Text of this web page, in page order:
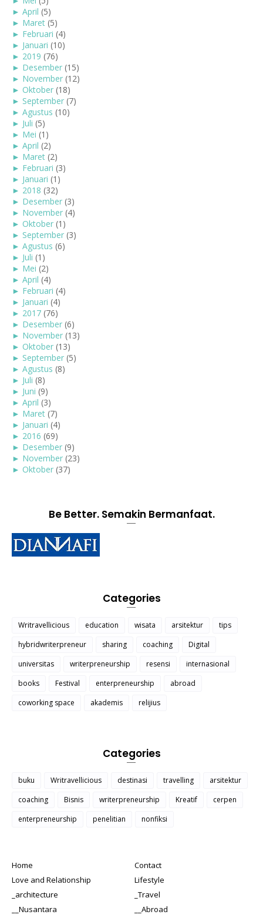
► April (5)
► Maret (5)
► Februari (4)
► Januari (10)
► 2019 (76)
► Desember (15)
► November (12)
► Oktober (18)
► September (7)
► Agustus (10)
► Juli (5)
► Mei (1)
► April (2)
► Maret (2)
► Februari (3)
► Januari (1)
► 2018 (32)
► Desember (3)
► November (4)
► Oktober (1)
► September (3)
► Agustus (6)
► Juli (1)
► Mei (2)
► April (4)
► Februari (4)
► Januari (4)
► 2017 (76)
► Desember (6)
► November (13)
► Oktober (13)
► September (5)
► Agustus (8)
► Juli (8)
► Juni (9)
► April (3)
► Maret (7)
► Januari (4)
► 2016 (69)
► Desember (9)
► November (23)
► Oktober (37)
Be Better. Semakin Bermanfaat.
Categories
Writravellicious education wisata arsitektur
tips
hybridwriterpreneur
sharing coaching
Digital
universitas
writerpreneurship resensi
internasional
books
Festival enterpreneurship
abroad
coworking space
akademis relijius
Categories
buku Writravellicious destinasi travelling
arsitektur
coaching
Bisnis writerpreneurship Kreatif
cerpen
enterpreneurship
penelitian nonfiksi
Home
Contact
Love and Relationship
Lifestyle
_architecture
_Travel
__Nusantara
__Abroad